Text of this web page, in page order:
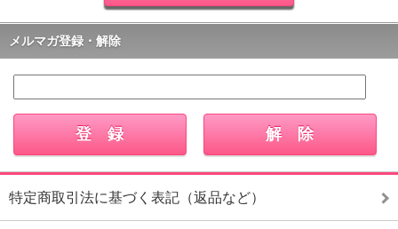
メルマガ登録・解除
特定商取引法に基づく表記（返品など）